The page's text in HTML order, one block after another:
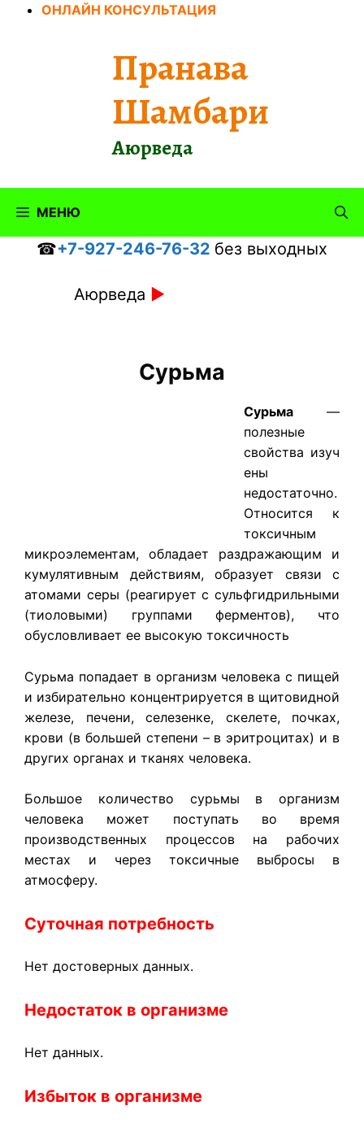
ПерейтиОНЛАЙН КОНСУЛЬТАЦИЯ
Пранава
Шамбари
Аюрведа
МЕНЮ
☎+7-927-246-76-32 без выходных
Аюрведа ►
Сурьма
​Сурьма —
полезные
свойства изуч
ены
недостаточно.
Относится к
токсичным
микроэлементам, обладает раздражающим и
кумулятивным действиям, образует связи с
атомами серы (реагирует с сульфгидрильными
(тиоловыми) группами ферментов), что
обусловливает ее высокую токсичность
Сурьма попадает в организм человека с пищей
и избирательно концентрируется в щитовидной
железе, печени, селезенке, скелете, почках,
крови (в большей степени – в эритроцитах) и в
других органах и тканях человека.
Большое количество сурьмы в организм
человека может поступать во время
производственных процессов на рабочих
местах и через токсичные выбросы в
атмосферу.
Суточная потребность
Нет достоверных данных.
Недостаток в организме
Нет данных.
Избыток в организме